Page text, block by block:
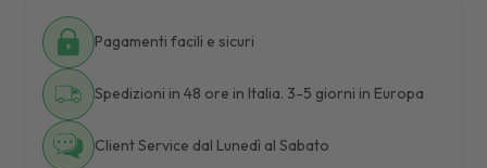
Pagamenti facili e sicuri
Spedizioni in 48 ore in Italia. 3-5 giorni in Europa
Client Service dal Lunedì al Sabato